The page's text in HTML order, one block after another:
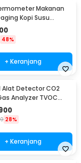
Makanan
Kopi Susu
Probe - BW-188
48%
+ Keranjang
Alat Detector CO2
Analyzer TVOC
- JSM-131 SC
28%
+ Keranjang